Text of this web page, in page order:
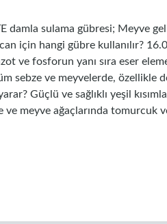
damla sulama gübresi; Meyve
için hangi gübre kullanılır?
ve fosforun yanı sıra eser
sebze ve meyvelerde, özellikle
Güçlü ve sağlıklı yeşil
ve meyve ağaçlarında tomurcuk